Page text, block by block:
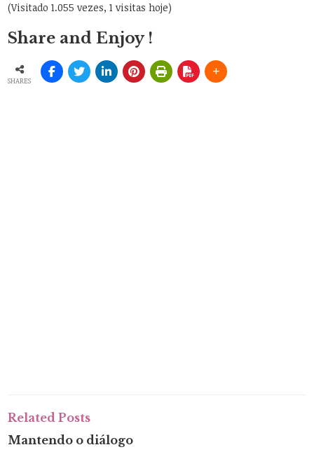
(Visitado 1.055 vezes, 1 visitas hoje)
Share and Enjoy !
SHARES
Related Posts
Mantendo o diálogo